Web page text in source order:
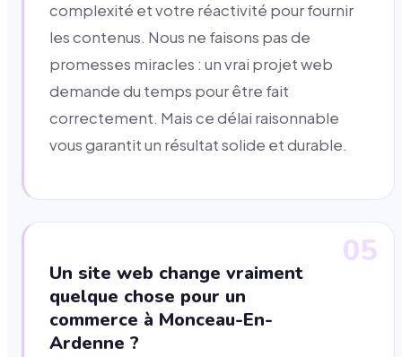
complexité et votre réactivité pour fournir
les contenus. Nous ne faisons pas de
promesses miracles : un vrai projet web
demande du temps pour être fait
correctement. Mais ce délai raisonnable
vous garantit un résultat solide et durable.
05
Un site web change vraiment
quelque chose pour un
commerce à Monceau-En-
Ardenne ?